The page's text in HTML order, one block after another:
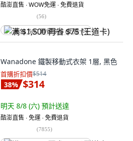
酷澎直售 ∙ WOW免運 ∙ 免費退貨
(56)
满 $1,500 再省 $75 (王道卡)
Wanadone 鐵製移動式衣架 1層, 黑色
首購折扣價$514
38% $314
明天 8/8 (六) 預計送達
酷澎直售 ∙ 免運 ∙ 免費退貨
(7855)